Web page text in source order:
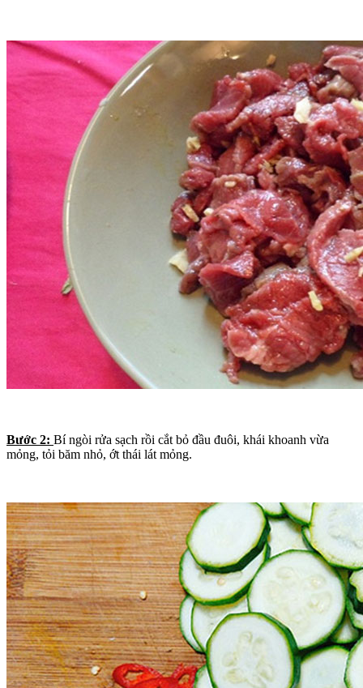
Bước 2: Bí ngòi rửa sạch rồi cắt bỏ đầu đuôi, khái khoanh vừa
mỏng, tỏi băm nhỏ, ớt thái lát mỏng.